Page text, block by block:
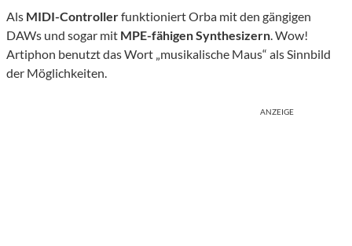
Als MIDI-Controllerfunktioniert Orba mit den gängigen
DAWs und sogar mit MPE-fähigen Synthesizern. Wow!
Artiphon benutzt das Wort „musikalische Maus“ als Sinnbild
der Möglichkeiten.
ANZEIGE